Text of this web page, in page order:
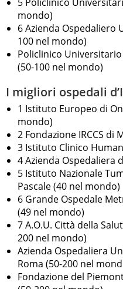
mondo)
6 Azienda Ospedaliero
100 nel mondo)
Policlinico
(50-100 nel mondo)
I migliori ospedali
1 Istituto Europeo di
mondo)
2 Fondazione IRCCS di
3 Istituto Clinico
4 Azienda Ospedaliera
5 Istituto Nazionale
Pascale (40 nel mondo)
6 Grande Ospedale
(49 nel mondo)
7 A.O.U. Città della
200 nel mondo)
Azienda Ospedaliera
Roma (50-200 nel
Fondazione del